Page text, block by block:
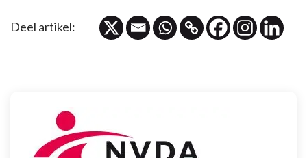
Deel artikel: